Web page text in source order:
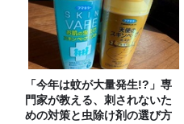
「今年は蚊が大量発生!?」専
門家が教える、刺されないた
めの対策と虫除け剤の選び方